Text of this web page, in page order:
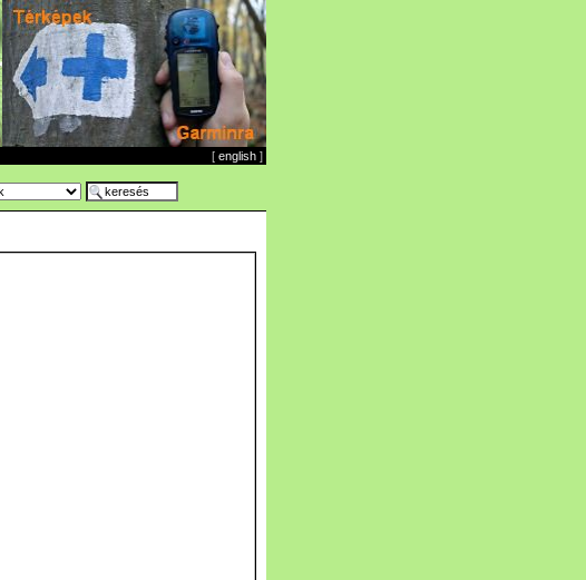
[ english ]